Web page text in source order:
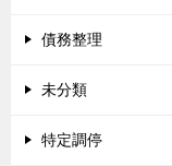
債務整理
未分類
特定調停